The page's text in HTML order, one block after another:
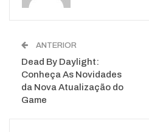
ANTERIOR
Dead By Daylight:
Conheça As Novidades
da Nova Atualização do
Game